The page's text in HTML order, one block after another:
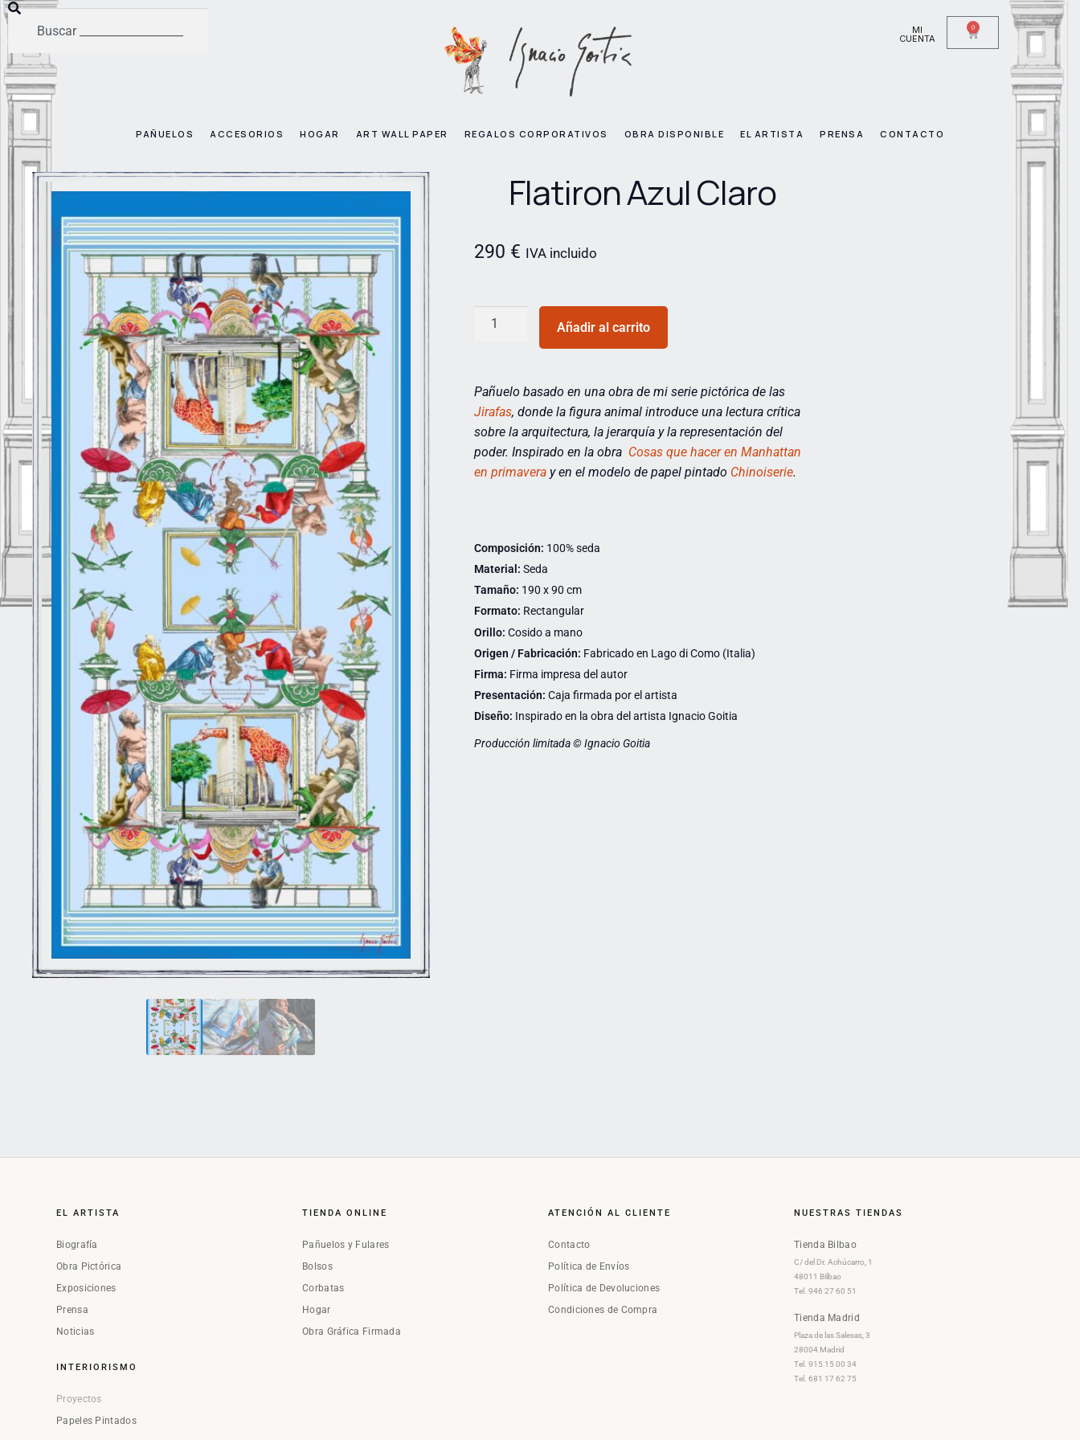
MI
CUENTA
0
PAÑUELOS ACCESORIOS HOGAR ART WALL PAPER REGALOS CORPORATIVOS OBRA DISPONIBLE EL ARTISTA PRENSA CONTACTO
Flatiron Azul Claro
290 € IVA incluido
Añadir al carrito
Pañuelo basado en una obra de mi serie pictórica de las
Jirafas, donde la figura animal introduce una lectura crítica
sobre la arquitectura, la jerarquía y la representación del
poder. Inspirado en la obra Cosas que hacer en Manhattan
en primavera y en el modelo de papel pintado Chinoiserie.
Composición: 100% seda
Material: Seda
Tamaño: 190 x 90 cm
Formato: Rectangular
Orillo: Cosido a mano
Origen / Fabricación: Fabricado en Lago di Como (Italia)
Firma: Firma impresa del autor
Presentación: Caja firmada por el artista
Diseño: Inspirado en la obra del artista Ignacio Goitia
Producción limitada © Ignacio Goitia
EL ARTISTA
Biografía
Obra Pictórica
Exposiciones
Prensa
Noticias
INTERIORISMO
Proyectos
Papeles Pintados
TIENDA ONLINE
Pañuelos y Fulares
Bolsos
Corbatas
Hogar
Obra Gráfica Firmada
ATENCIÓN AL CLIENTE
Contacto
Política de Envíos
Política de Devoluciones
Condiciones de Compra
NUESTRAS TIENDAS
Tienda Bilbao
C/ del Dr. Achúcarro, 1
48011 Bilbao
Tel. 946 27 60 51
Tienda Madrid
Plaza de las Salesas, 3
28004 Madrid
Tel. 915 15 00 34
Tel. 681 17 62 75